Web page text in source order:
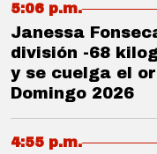
5:06 p.m.
Janessa
división -68
y se cuelga el
Domingo 2026
4:55 p.m.